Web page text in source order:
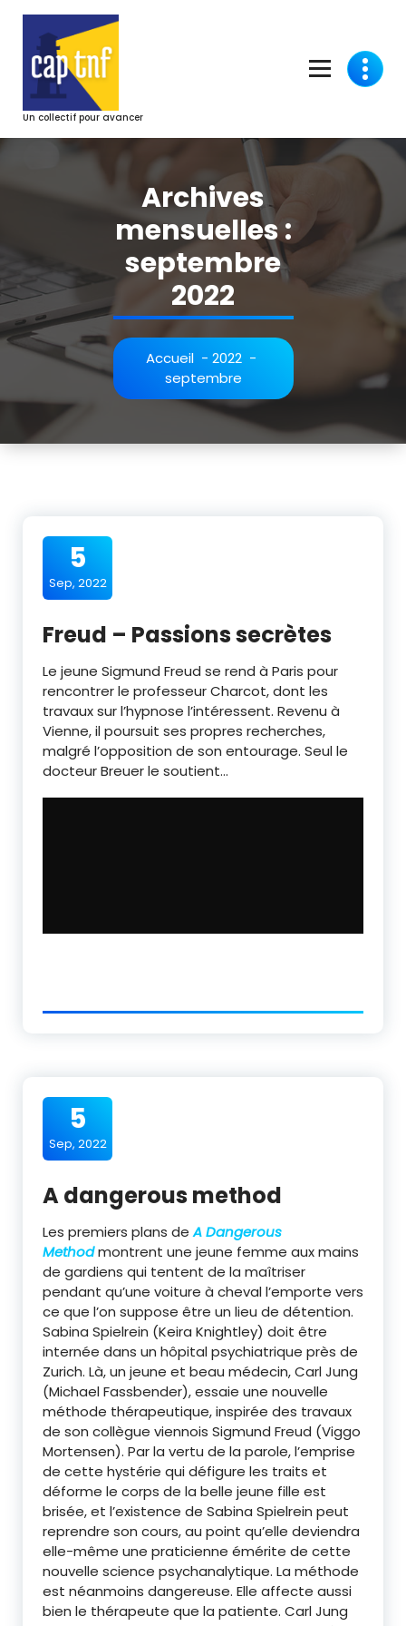
contenu
Un collectif pour avancer
Archives
mensuelles :
septembre
2022
Accueil - 2022 -
septembre
5
Sep, 2022
Freud – Passions secrètes
Le jeune Sigmund Freud se rend à Paris pour
rencontrer le professeur Charcot, dont les
travaux sur l’hypnose l’intéressent. Revenu à
Vienne, il poursuit ses propres recherches,
malgré l’opposition de son entourage. Seul le
docteur Breuer le soutient…
5
Sep, 2022
A dangerous method
Les premiers plans deA Dangerous
Methodmontrent une jeune femme aux mains
de gardiens qui tentent de la maîtriser
pendant qu’une voiture à cheval l’emporte vers
ce que l’on suppose être un lieu de détention.
Sabina Spielrein (Keira Knightley) doit être
internée dans un hôpital psychiatrique près de
Zurich. Là, un jeune et beau médecin, Carl Jung
(Michael Fassbender), essaie une nouvelle
méthode thérapeutique, inspirée des travaux
de son collègue viennois Sigmund Freud (Viggo
Mortensen). Par la vertu de la parole, l’emprise
de cette hystérie qui défigure les traits et
déforme le corps de la belle jeune fille est
brisée, et l’existence de Sabina Spielrein peut
reprendre son cours, au point qu’elle deviendra
elle-même une praticienne émérite de cette
nouvelle science psychanalytique. La méthode
est néanmoins dangereuse. Elle affecte aussi
bien le thérapeute que la patiente. Carl Jung